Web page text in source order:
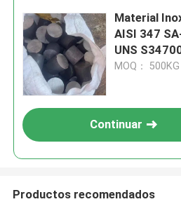
Material
AISI 347
UNS
acero
MOQ： 500KG
Continuar
Productos recomendados